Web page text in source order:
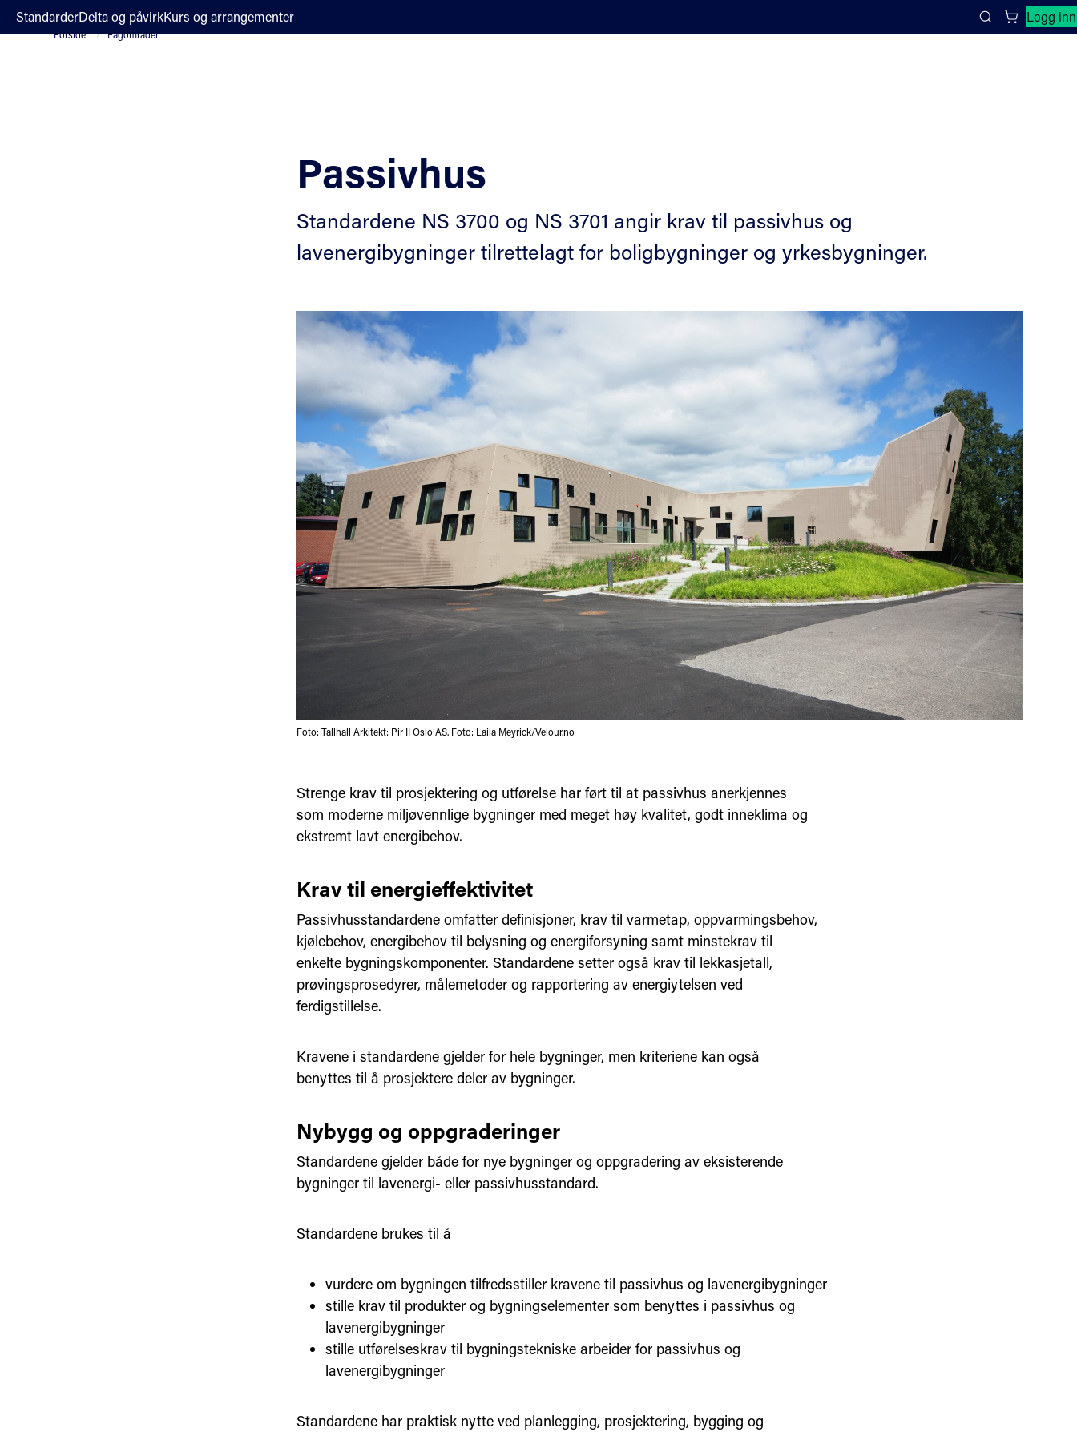
;StandarderDelta og påvirkKurs og arrangementer
Search
Logg inn
Lukk søkepanel
Forside Fagområder
Passivhus
Standardene NS 3700 og NS 3701 angir krav til passivhus og
lavenergibygninger tilrettelagt for boligbygninger og yrkesbygninger.
Foto: Tallhall Arkitekt: Pir II Oslo AS. Foto: Laila Meyrick/Velour.no
Strenge krav til prosjektering og utførelse har ført til at passivhus anerkjennes
som moderne miljøvennlige bygninger med meget høy kvalitet, godt inneklima og
ekstremt lavt energibehov.
Krav til energieffektivitet
Passivhusstandardene omfatter definisjoner, krav til varmetap, oppvarmingsbehov,
kjølebehov, energibehov til belysning og energiforsyning samt minstekrav til
enkelte bygningskomponenter. Standardene setter også krav til lekkasjetall,
prøvingsprosedyrer, målemetoder og rapportering av energiytelsen ved
ferdigstillelse.
Kravene i standardene gjelder for hele bygninger, men kriteriene kan også
benyttes til å prosjektere deler av bygninger.
Nybygg og oppgraderinger
Standardene gjelder både for nye bygninger og oppgradering av eksisterende
bygninger til lavenergi- eller passivhusstandard.
Standardene brukes til å
vurdere om bygningen tilfredsstiller kravene til passivhus og lavenergibygninger
stille krav til produkter og bygningselementer som benyttes i passivhus og
lavenergibygninger
stille utførelseskrav til bygningstekniske arbeider for passivhus og
lavenergibygninger
Standardene har praktisk nytte ved planlegging, prosjektering, bygging og